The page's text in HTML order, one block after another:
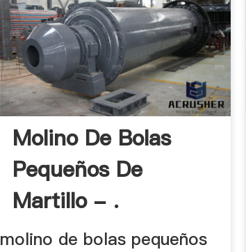
Molino De Bolas
Pequeños De
Martillo - .
molino de bolas pequeños